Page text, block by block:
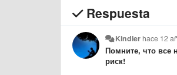
Respuesta
Kindler hace 12
Помните, что все
риск!